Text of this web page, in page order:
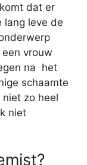
dat er
lang leve de
vrouw
na het
schaamte
zo heel
niet